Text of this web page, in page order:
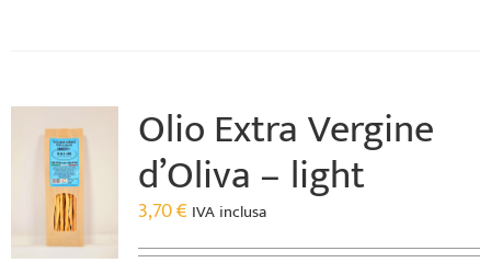
Olio Extra Vergine
d’Oliva – light
3,70€ IVA inclusa